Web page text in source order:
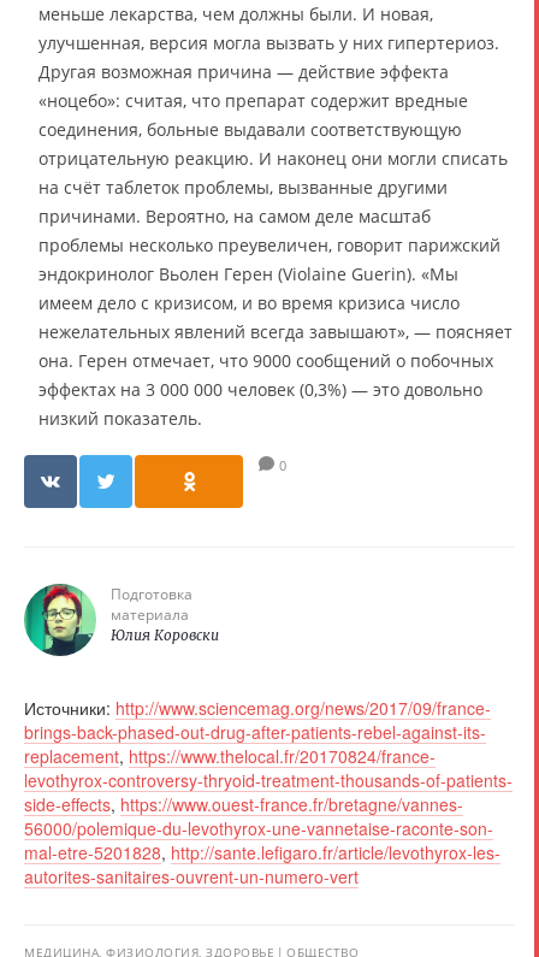
меньше лекарства, чем должны были. И новая,
улучшенная, версия могла вызвать у них гипертериоз.
Другая возможная причина — действие эффекта
«ноцебо»: считая, что препарат содержит вредные
соединения, больные выдавали соответствующую
отрицательную реакцию. И наконец они могли списать
на счёт таблеток проблемы, вызванные другими
причинами. Вероятно, на самом деле масштаб
проблемы несколько преувеличен, говорит парижский
эндокринолог Вьолен Герен (Violaine Guerin). «Мы
имеем дело с кризисом, и во время кризиса число
нежелательных явлений всегда завышают», — поясняет
она. Герен отмечает, что 9000 сообщений о побочных
эффектах на 3 000 000 человек (0,3%) — это довольно
низкий показатель.
0
Подготовка
материала
Юлия Коровски
Источники: http://www.sciencemag.org/news/2017/09/france-
brings-back-phased-out-drug-after-patients-rebel-against-its-
replacement, https://www.thelocal.fr/20170824/france-
levothyrox-controversy-thryoid-treatment-thousands-of-patients-
side-effects, https://www.ouest-france.fr/bretagne/vannes-
56000/polemique-du-levothyrox-une-vannetaise-raconte-son-
mal-etre-5201828, http://sante.lefigaro.fr/article/levothyrox-les-
autorites-sanitaires-ouvrent-un-numero-vert
МЕДИЦИНА, ФИЗИОЛОГИЯ, ЗДОРОВЬЕ ОБЩЕСТВО